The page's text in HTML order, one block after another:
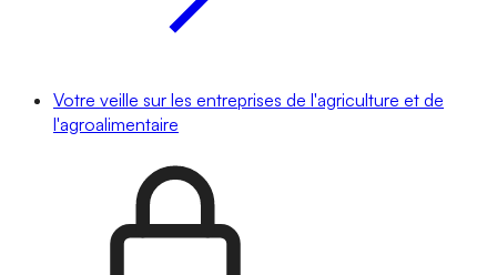
Votre veille sur les entreprises de l'agriculture et de
l'agroalimentaire